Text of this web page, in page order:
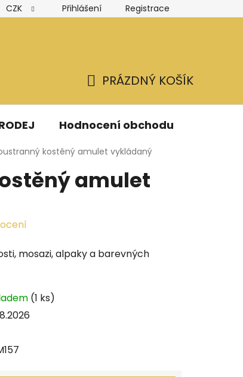
obchodu Obchodní podmínky
CZK Přihlášení Registrace
KOŠÍK
PRÁZDNÝ KOŠÍK
Hodnocení obchodu
kostěný amulet vykládaný
amulet
mosazi, alpaky a barevných
(1 ks)